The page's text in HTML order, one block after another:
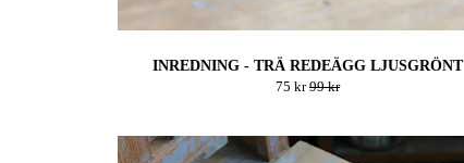
INREDNING - TRÄ REDEÄGG LJUSGRÖNT
75 kr99 kr